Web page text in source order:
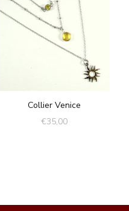
Collier Venice
€35,00